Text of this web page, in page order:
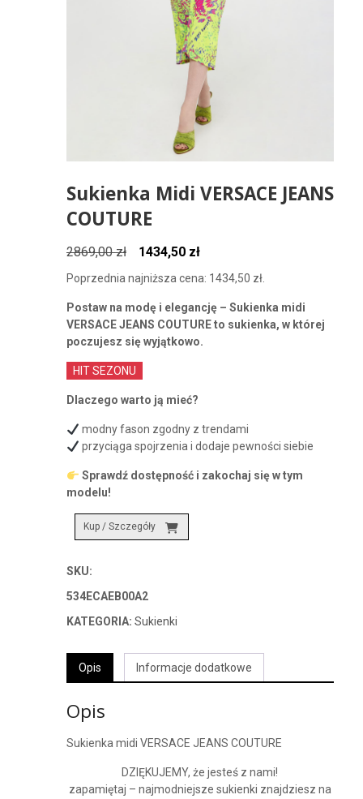
Sukienka Midi VERSACE JEANS
COUTURE
2869,00zł
Pierwotna
cena
2869,00 zł.
1434,50 złAktualna
cena
1434,50 zł.
Poprzednia najniższa cena: 1434,50 zł.
Postaw na modę i elegancję – Sukienka midi
VERSACE JEANS COUTURE to sukienka, w której
poczujesz się wyjątkowo.
HIT SEZONU
Dlaczego warto ją mieć?
modny fason zgodny z trendami
przyciąga spojrzenia i dodaje pewności siebie
Sprawdź dostępność i zakochaj się w tym
modelu!
Kup / Szczegóły
SKU:
534ECAEB00A2
KATEGORIA: Sukienki
Opis Informacje dodatkowe
Opis
Sukienka midi VERSACE JEANS COUTURE
DZIĘKUJEMY, że jesteś z nami!
zapamiętaj – najmodniejsze sukienki znajdziesz na